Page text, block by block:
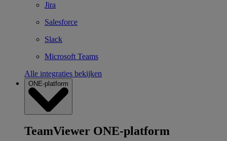
Jira
Salesforce
Slack
Microsoft Teams
Alle integraties bekijken
ONE-platform
TeamViewer ONE-platform